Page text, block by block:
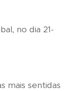
no dia 21-
mais sentidas